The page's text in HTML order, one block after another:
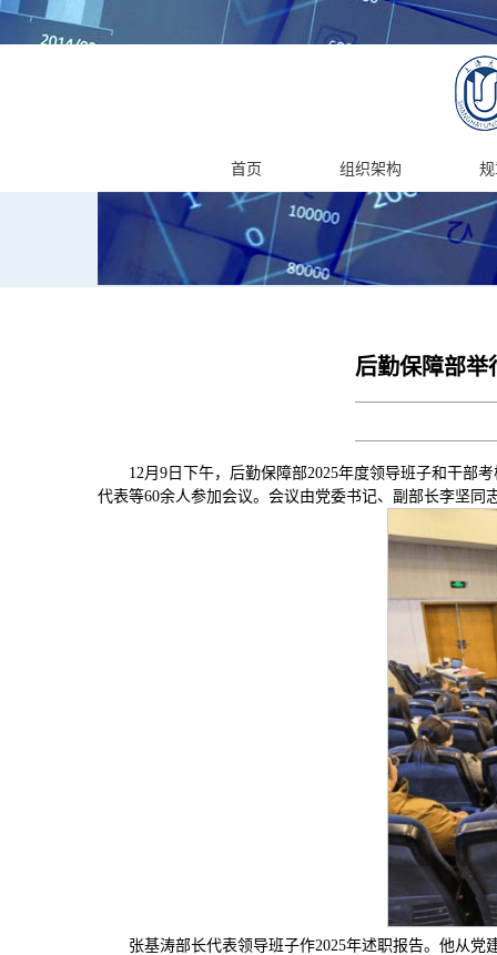
首页 组织架构
后勤保障部举
12月9日下午，后勤保障部2025年度领导班子和干部
代表等60余人参加会议。会议由党委书记、副部长李坚同
张基涛部长代表领导班子作2025年述职报告。他从